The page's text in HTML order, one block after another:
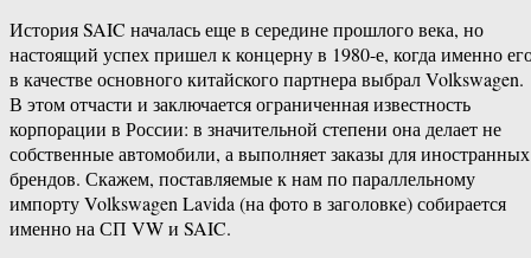
История SAIC началась еще в середине прошлого века, но
настоящий успех пришел к концерну в 1980-е, когда именно
в качестве основного китайского партнера выбрал Volkswagen.
В этом отчасти и заключается ограниченная известность
корпорации в России: в значительной степени она делает не
собственные автомобили, а выполняет заказы для иностранных
брендов. Скажем, поставляемые к нам по параллельному
импорту Volkswagen Lavida (на фото в заголовке) собирается
именно на СП VW и SAIC.